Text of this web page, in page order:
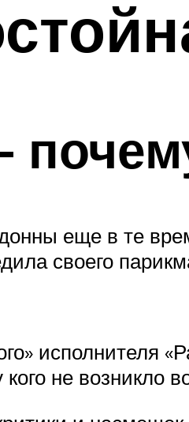
еще в те
своего
исполнителя
не возникло